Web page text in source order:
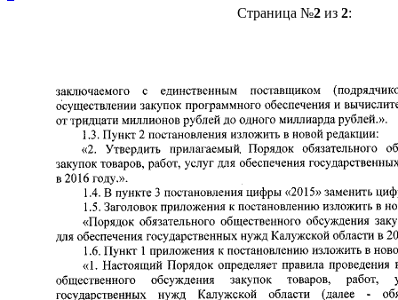
Страница №2из 2: